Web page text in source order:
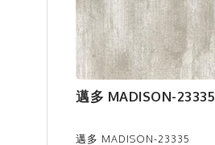
邁多 MADISON-23335
邁多 MADISON-23335